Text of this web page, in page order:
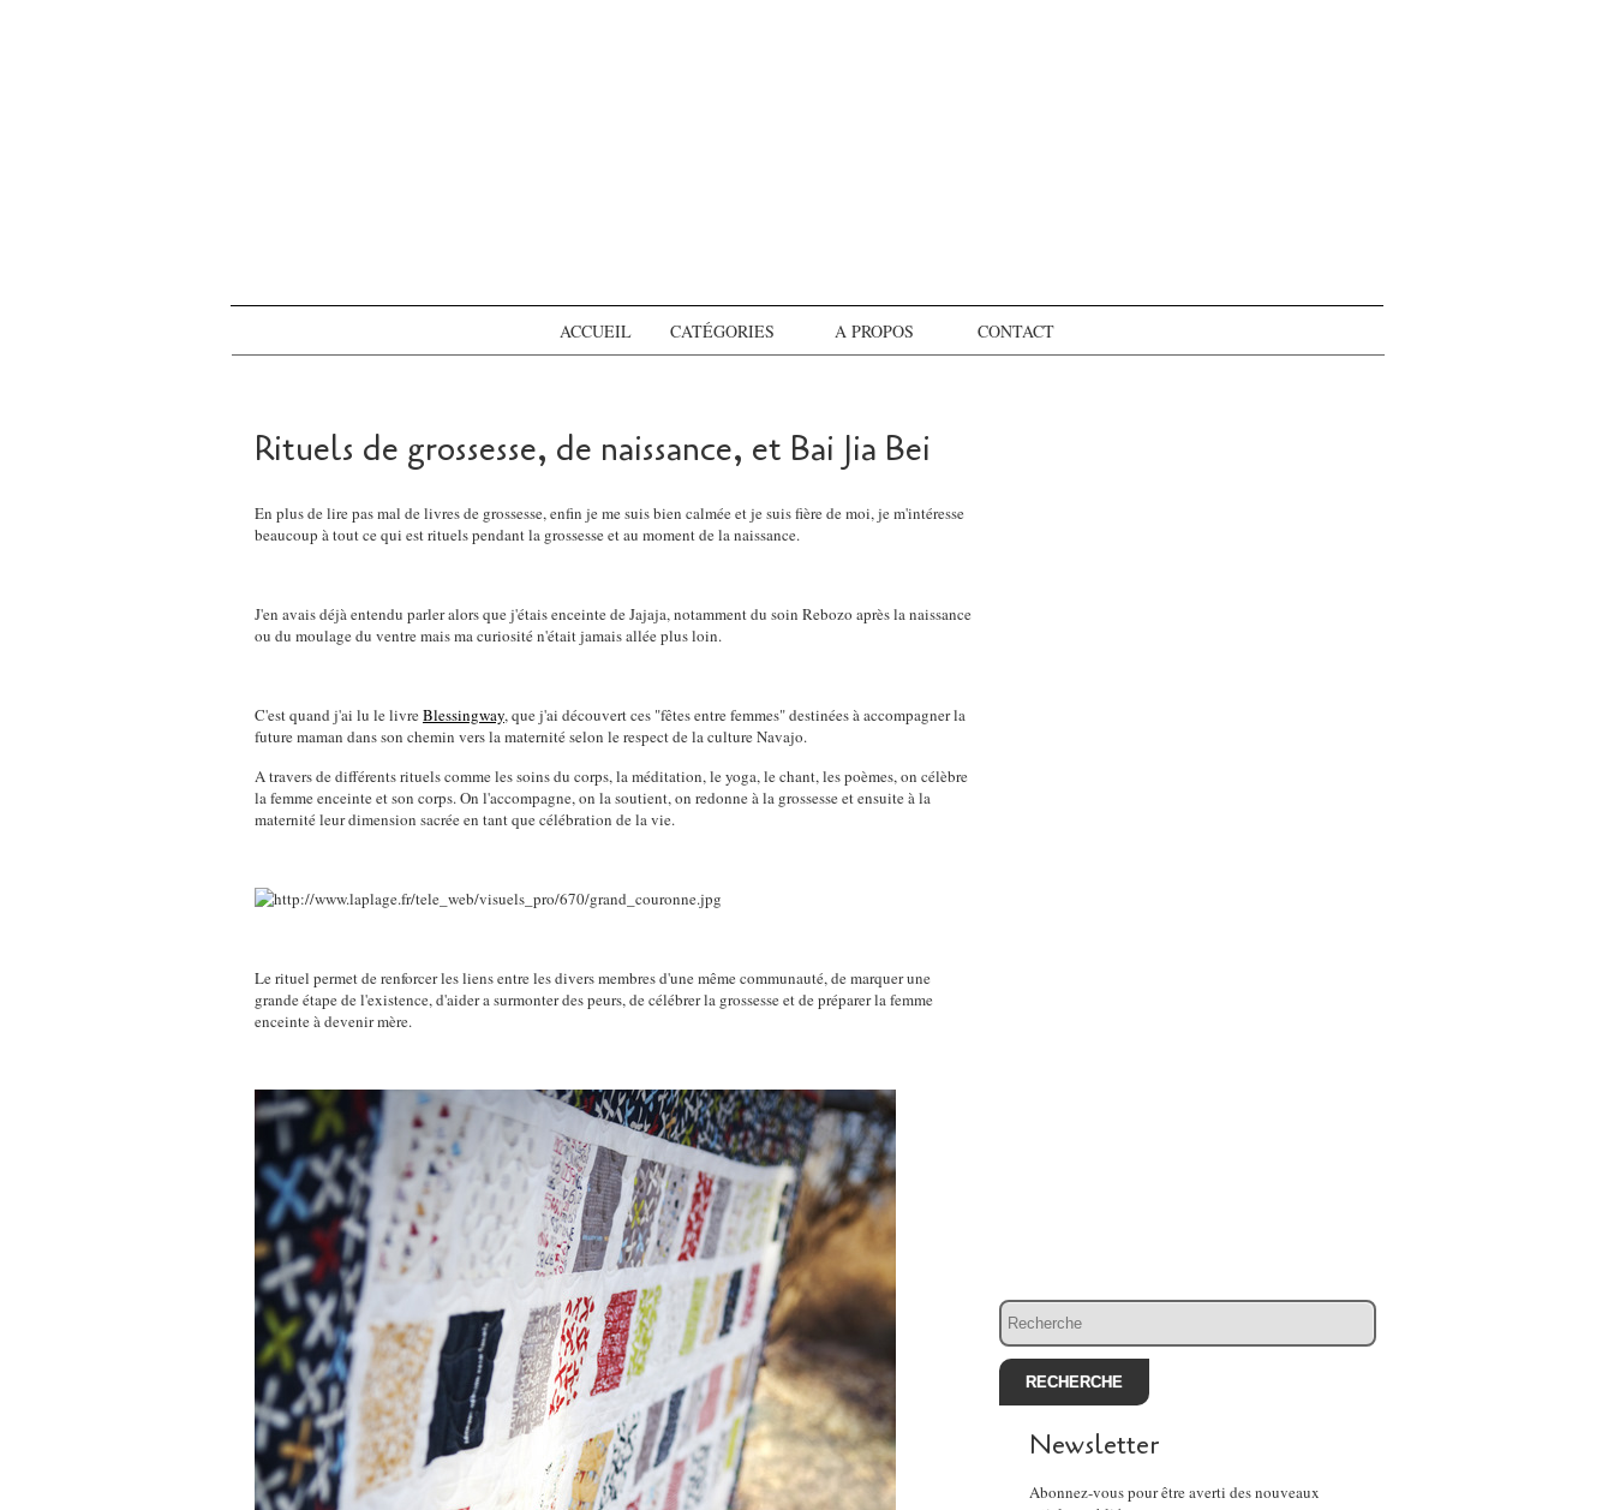
ACCUEIL CATÉGORIES A PROPOS CONTACT
Rituels de grossesse, de naissance, et Bai Jia Bei
En plus de lire pas mal de livres de grossesse, enfin je me suis bien calmée et je suis fière de moi, je m'intéresse
beaucoup à tout ce qui est rituels pendant la grossesse et au moment de la naissance.
J'en avais déjà entendu parler alors que j'étais enceinte de Jajaja, notamment du soin Rebozo après la naissance
ou du moulage du ventre mais ma curiosité n'était jamais allée plus loin.
C'est quand j'ai lu le livreBlessingway, que j'ai découvert ces "fêtes entre femmes" destinées à accompagner la
future maman dans son chemin vers la maternité selon le respect de la culture Navajo.
A travers de différents rituels comme les soins du corps, la méditation, le yoga, le chant, les poèmes, on célèbre
la femme enceinte et son corps. On l'accompagne, on la soutient, on redonne à la grossesse et ensuite à la
maternité leur dimension sacrée en tant que célébration de la vie.
Le rituel permet de renforcer les liens entre les divers membres d'une même communauté, de marquer une
grande étape de l'existence, d'aider a surmonter des peurs, de célébrer la grossesse et de préparer la femme
enceinte à devenir mère.
Newsletter
Abonnez-vous pour être averti des nouveaux